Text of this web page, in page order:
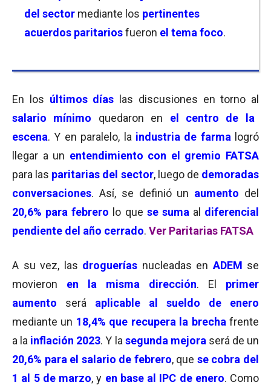
del sector mediante los pertinentes
acuerdos paritariosfueron el tema foco.
En los últimos días las discusiones en torno al
salario mínimo quedaron en el centro de la
escena. Y en paralelo, la industria de farma logró
llegar a un entendimiento con el gremio FATSA
para las paritarias del sector, luego de demoradas
conversaciones. Así, se definió un aumento del
20,6% para febrero lo que se suma al diferencial
pendiente del año cerrado. Ver Paritarias FATSA
A su vez, las droguerías nucleadas en ADEM se
movieron en la misma dirección. El primer
aumento será aplicable al sueldo de enero
mediante un 18,4% que recupera la brecha frente
a la inflación 2023. Y la segunda mejora será de un
20,6% para el salario de febrero, que se cobra del
1 al 5 de marzo, y en base al IPC de enero. Como